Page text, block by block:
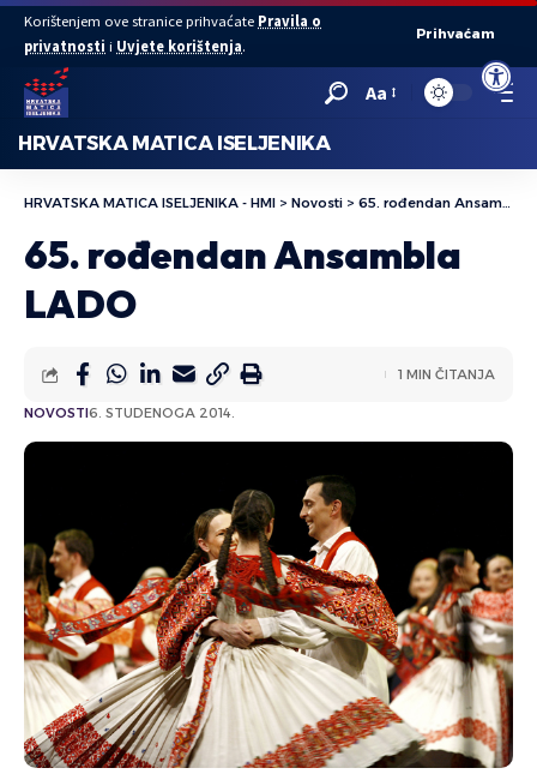
Open
Korištenjem ove stranice prihvaćate Pravila o
privatnosti i Uvjete korištenja.
Prihvaćam
Aa
HRVATSKA MATICA ISELJENIKA
HRVATSKA MATICA ISELJENIKA - HMI > Novosti > 65. rođendan Ansambla LADO
65. rođendan Ansambla
LADO
NOVOSTI6. STUDENOGA 2014.
1 MIN ČITANJA